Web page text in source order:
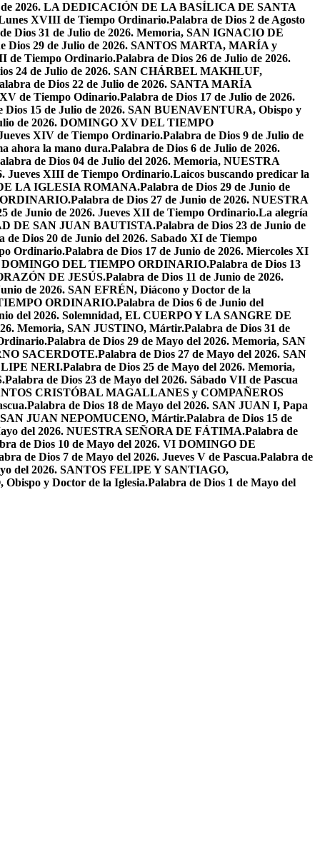
de 2026. LA DEDICACIÓN DE LA BASÍLICA DE SANTA
XVIII de Tiempo Ordinario.Palabra de Dios 2 de Agosto
Dios 31 de Julio de 2026. Memoria, SAN IGNACIO DE
Dios 29 de Julio de 2026. SANTOS MARTA, MARÍA y
de Tiempo Ordinario.Palabra de Dios 26 de Julio de 2026.
24 de Julio de 2026. SAN CHÁRBEL MAKHLUF,
de Dios 22 de Julio de 2026. SANTA MARÍA
de Tiempo Odinario.Palabra de Dios 17 de Julio de 2026.
Dios 15 de Julio de 2026. SAN BUENAVENTURA, Obispo y
de 2026. DOMINGO XV DEL TIEMPO
XIV de Tiempo Ordinario.Palabra de Dios 9 de Julio de
ahora la mano dura.Palabra de Dios 6 de Julio de 2026.
de Dios 04 de Julio del 2026. Memoria, NUESTRA
Jueves XIII de Tiempo Ordinario.Laicos buscando predicar la
LA IGLESIA ROMANA.Palabra de Dios 29 de Junio de
Palabra de Dios 27 de Junio de 2026. NUESTRA
de Junio de 2026. Jueves XII de Tiempo Ordinario.La alegría
DE SAN JUAN BAUTISTA.Palabra de Dios 23 de Junio de
de Dios 20 de Junio del 2026. Sabado XI de Tiempo
Ordinario.Palabra de Dios 17 de Junio de 2026. Miercoles XI
DOMINGO DEL TIEMPO ORDINARIO.Palabra de Dios 13
DE JESÚS.Palabra de Dios 11 de Junio de 2026.
de 2026. SAN EFRÉN, Diácono y Doctor de la
ORDINARIO.Palabra de Dios 6 de Junio del
del 2026. Solemnidad, EL CUERPO Y LA SANGRE DE
Memoria, SAN JUSTINO, Mártir.Palabra de Dios 31 de
Palabra de Dios 29 de Mayo del 2026. Memoria, SAN
SACERDOTE.Palabra de Dios 27 de Mayo del 2026. SAN
NERI.Palabra de Dios 25 de Mayo del 2026. Memoria,
Palabra de Dios 23 de Mayo del 2026. Sábado VII de Pascua
CRISTÓBAL MAGALLANES y COMPAÑEROS
Palabra de Dios 18 de Mayo del 2026. SAN JUAN I, Papa
SAN JUAN NEPOMUCENO, Mártir.Palabra de Dios 15 de
del 2026. NUESTRA SEÑORA DE FÁTIMA.Palabra de
de Dios 10 de Mayo del 2026. VI DOMINGO DE
de Dios 7 de Mayo del 2026. Jueves V de Pascua.Palabra de
del 2026. SANTOS FELIPE Y SANTIAGO,
y Doctor de la Iglesia.Palabra de Dios 1 de Mayo del